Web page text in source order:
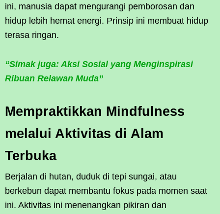
ini, manusia dapat mengurangi pemborosan dan
hidup lebih hemat energi. Prinsip ini membuat hidup
terasa ringan.
“Simak juga: Aksi Sosial yang Menginspirasi
Ribuan Relawan Muda”
Mempraktikkan Mindfulness
melalui Aktivitas di Alam
Terbuka
Berjalan di hutan, duduk di tepi sungai, atau
berkebun dapat membantu fokus pada momen saat
ini. Aktivitas ini menenangkan pikiran dan